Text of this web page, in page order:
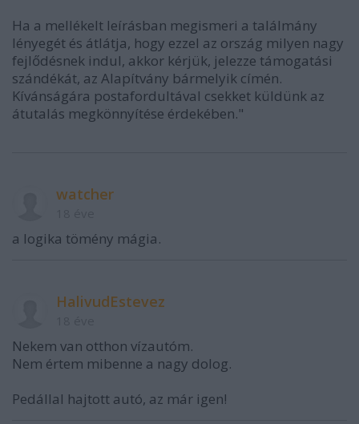
Ha a mellékelt leírásban megismeri a találmány
lényegét és átlátja, hogy ezzel az ország milyen nagy
fejlődésnek indul, akkor kérjük, jelezze támogatási
szándékát, az Alapítvány bármelyik címén.
Kívánságára postafordultával csekket küldünk az
átutalás megkönnyítése érdekében."
watcher
a logika tömény mágia.
HalivudEstevez
Nekem van otthon vízautóm.
Nem értem mibenne a nagy dolog.
Pedállal hajtott autó, az már igen!